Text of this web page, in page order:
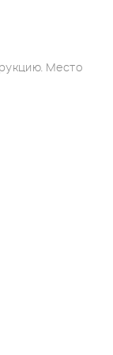
Место